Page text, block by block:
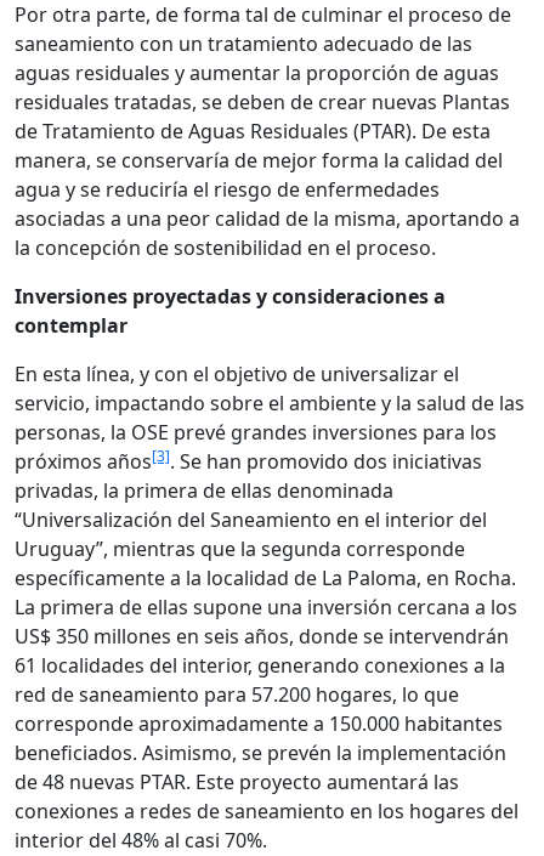
Por otra parte, de forma tal de culminar el proceso de
saneamiento con un tratamiento adecuado de las
aguas residuales y aumentar la proporción de aguas
residuales tratadas, se deben de crear nuevas Plantas
de Tratamiento de Aguas Residuales (PTAR). De esta
manera, se conservaría de mejor forma la calidad del
agua y se reduciría el riesgo de enfermedades
asociadas a una peor calidad de la misma, aportando a
la concepción de sostenibilidad en el proceso.
Inversiones proyectadas y consideraciones a
contemplar
En esta línea, y con el objetivo de universalizar el
servicio, impactando sobre el ambiente y la salud de las
personas, la OSE prevé grandes inversiones para los
próximos años[3]. Se han promovido dos iniciativas
privadas, la primera de ellas denominada
“Universalización del Saneamiento en el interior del
Uruguay”, mientras que la segunda corresponde
específicamente a la localidad de La Paloma, en Rocha.
La primera de ellas supone una inversión cercana a los
US$ 350 millones en seis años, donde se intervendrán
61 localidades del interior, generando conexiones a la
red de saneamiento para 57.200 hogares, lo que
corresponde aproximadamente a 150.000 habitantes
beneficiados. Asimismo, se prevén la implementación
de 48 nuevas PTAR. Este proyecto aumentará las
conexiones a redes de saneamiento en los hogares del
interior del 48% al casi 70%.